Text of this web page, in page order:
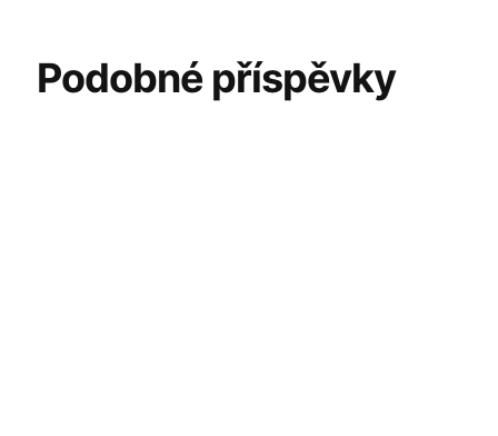
Podobné příspěvky